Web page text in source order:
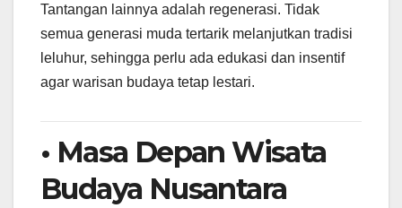
Tantangan lainnya adalah regenerasi. Tidak
semua generasi muda tertarik melanjutkan tradisi
leluhur, sehingga perlu ada edukasi dan insentif
agar warisan budaya tetap lestari.
• Masa Depan Wisata
Budaya Nusantara